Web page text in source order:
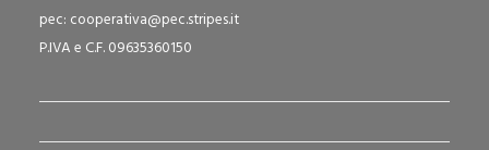
pec: cooperativa@pec.stripes.it
P.IVA e C.F. 09635360150